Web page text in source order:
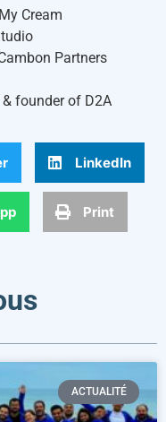
Cream
Partners
founder of D2A
LinkedIn
Print
ACTUALITÉ